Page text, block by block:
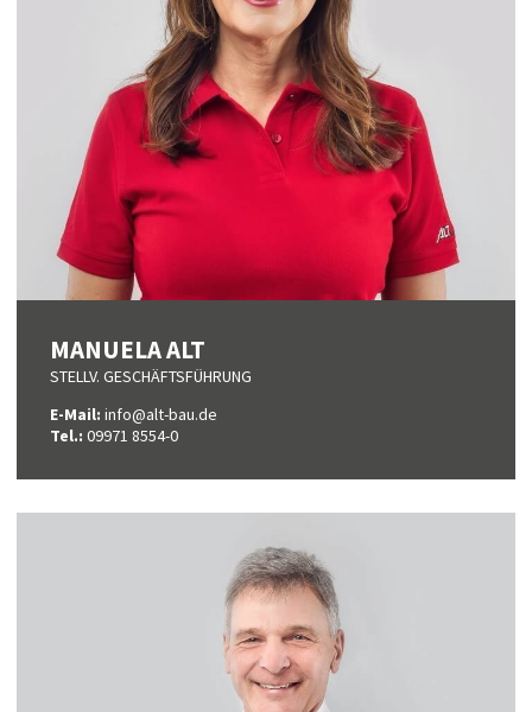
MANUELA ALT
STELLV. GESCHÄFTSFÜHRUNG
E-Mail: info@alt-bau.de
Tel.: 09971 8554-0